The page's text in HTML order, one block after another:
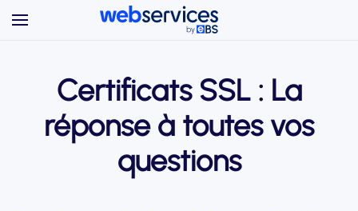
Certificats SSL : La
réponse à toutes vos
questions